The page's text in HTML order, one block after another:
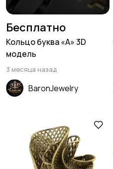
Бесплатно
Кольцо буква «A» 3D
модель
3 месяца назад
BaronJewelry